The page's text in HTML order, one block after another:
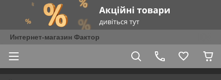
Интернет-магазин Фактор